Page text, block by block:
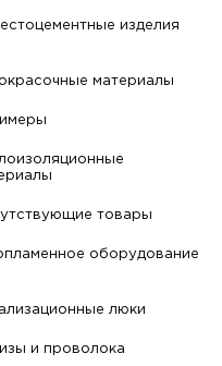
изделия
материалы
товары
оборудование
люки
и проволока